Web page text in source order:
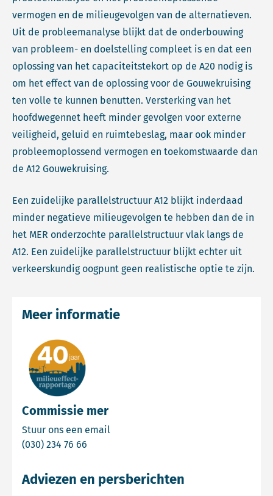
vermogen en de milieugevolgen van de alternatieven.
Uit de probleemanalyse blijkt dat de onderbouwing
van probleem- en doelstelling compleet is en dat een
oplossing van het capaciteitstekort op de A20 nodig is
om het effect van de oplossing voor de Gouwekruising
ten volle te kunnen benutten. Versterking van het
hoofdwegennet heeft minder gevolgen voor externe
veiligheid, geluid en ruimtebeslag, maar ook minder
probleemoplossend vermogen en toekomstwaarde dan
de A12 Gouwekruising.
Een zuidelijke parallelstructuur A12 blijkt inderdaad
minder negatieve milieugevolgen te hebben dan de in
het MER onderzochte parallelstructuur vlak langs de
A12. Een zuidelijke parallelstructuur blijkt echter uit
verkeerskundig oogpunt geen realistische optie te zijn.
Commissie mer
Stuur ons een email
(030) 234 76 66
Meer informatie
Adviezen en persberichten